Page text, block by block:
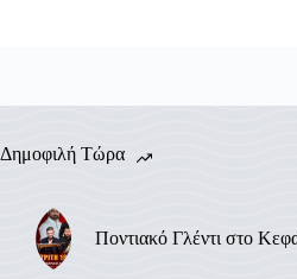
Δημοφιλή Τώρα
Ποντιακό Γλέντι στο